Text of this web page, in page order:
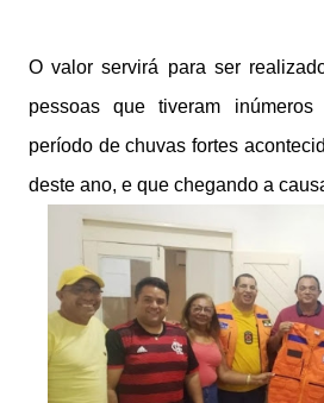
O valor servirá para ser
pessoas que tiveram
período de chuvas fortes
deste ano, e que chegando a